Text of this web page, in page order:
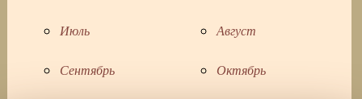
Июль Август
Сентябрь Октябрь